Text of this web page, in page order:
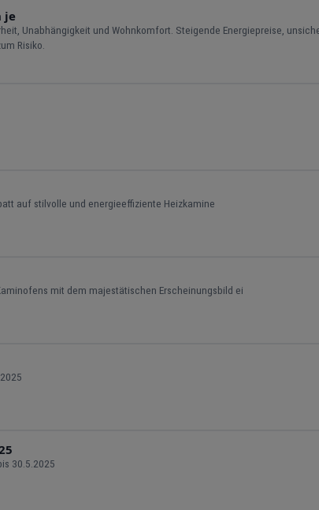
je
Unabhängigkeit und Wohnkomfort. Steigende Energiepreise,
Risiko.
Sie sich 400 € Rabatt auf stilvolle und energieeffiziente Heizkamine
mit dem majestätischen Erscheinungsbild ei
30.5.2025